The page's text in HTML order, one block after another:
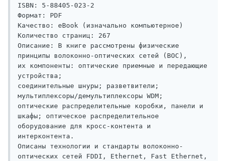
ISBN: 5-88405-023-2
Формат: PDF
Качество: eBook (изначально компьютерное)
Количество страниц: 267
Описание: В книге рассмотрены физические
принципы волоконно-оптических сетей (ВОС),
их компоненты: оптические приемные и передающие
устройства;
соединительные шнуры; разветвители;
мультиплексоры/демультиплексоры WDM;
оптические распределительные коробки, панели и
шкафы; оптическое распределительное
оборудование для кросс-контента и
интерконтента.
Описаны технологии и стандарты волоконно-
оптических сетей FDDI, Ethernet, Fast Ethernet,